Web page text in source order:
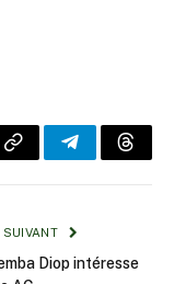
Copy
Telegram
SUIVANT
Diop intéresse